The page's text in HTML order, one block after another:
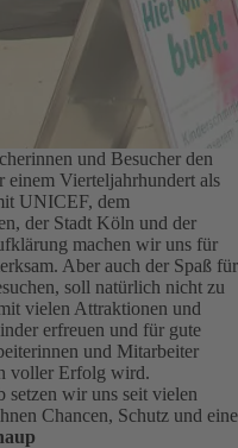
und Besucher den
Vierteljahrhundert als
UNICEF, dem
der Stadt Köln und der
machen wir uns für
Aber auch der Spaß für
soll natürlich nicht zu
vielen Attraktionen und
erfreuen und für gute
und Mitarbeiter
voller Erfolg wird.
setzen wir uns seit vielen
Chancen, Schutz und eine